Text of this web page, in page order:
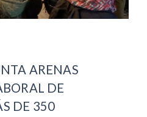
ARENAS
DE
DE 350